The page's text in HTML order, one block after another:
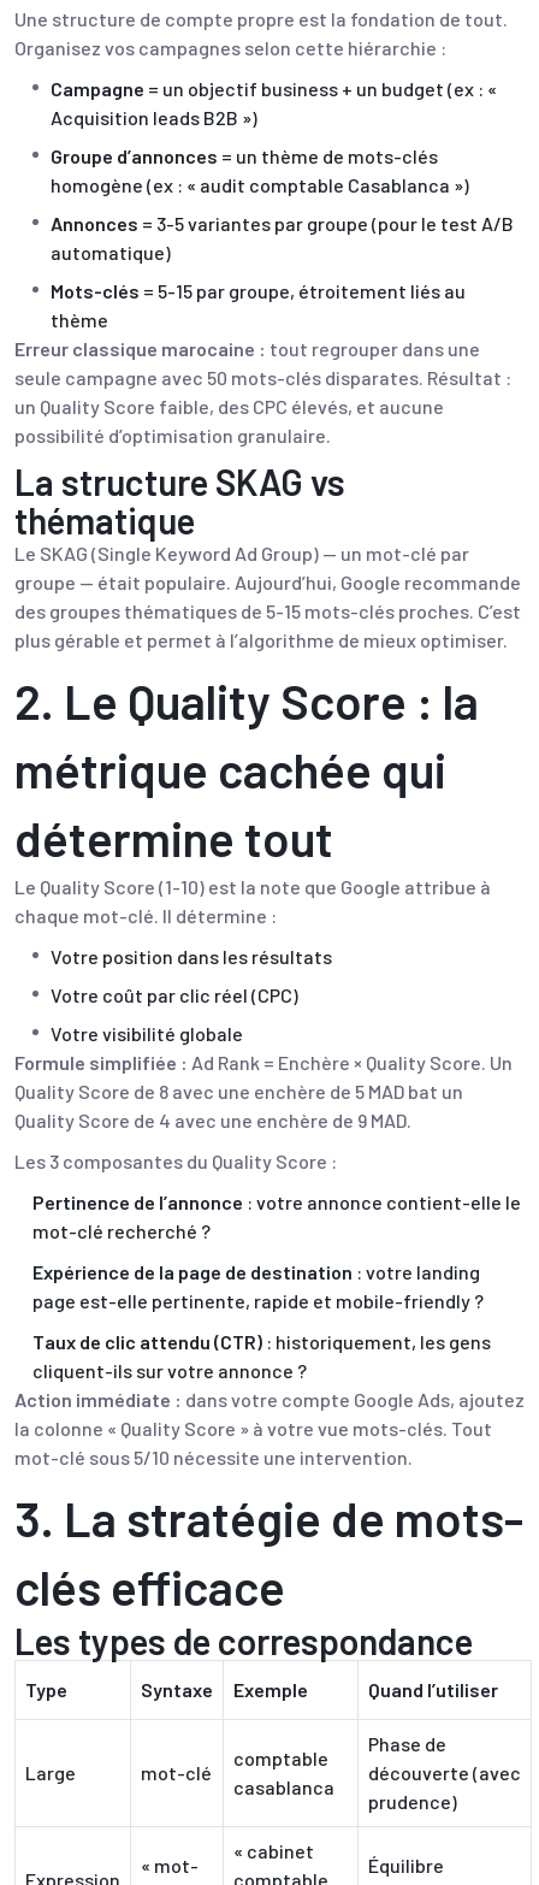
Une structure de compte propre est la fondation de tout.
Organisez vos campagnes selon cette hiérarchie :
Campagne = un objectif business + un budget (ex : «
Acquisition leads B2B »)
Groupe d’annonces = un thème de mots-clés
homogène (ex : « audit comptable Casablanca »)
Annonces = 3-5 variantes par groupe (pour le test A/B
automatique)
Mots-clés = 5-15 par groupe, étroitement liés au
thème
Erreur classique marocaine : tout regrouper dans une
seule campagne avec 50 mots-clés disparates. Résultat :
un Quality Score faible, des CPC élevés, et aucune
possibilité d’optimisation granulaire.
La structure SKAG vs
thématique
Le SKAG (Single Keyword Ad Group) — un mot-clé par
groupe — était populaire. Aujourd’hui, Google recommande
des groupes thématiques de 5-15 mots-clés proches. C’est
plus gérable et permet à l’algorithme de mieux optimiser.
2. Le Quality Score : la
métrique cachée qui
détermine tout
Le Quality Score (1-10) est la note que Google attribue à
chaque mot-clé. Il détermine :
Votre position dans les résultats
Votre coût par clic réel (CPC)
Votre visibilité globale
Formule simplifiée : Ad Rank = Enchère × Quality Score. Un
Quality Score de 8 avec une enchère de 5 MAD bat un
Quality Score de 4 avec une enchère de 9 MAD.
Les 3 composantes du Quality Score :
Pertinence de l’annonce : votre annonce contient-elle le
mot-clé recherché ?
Expérience de la page de destination : votre landing
page est-elle pertinente, rapide et mobile-friendly ?
Taux de clic attendu (CTR) : historiquement, les gens
cliquent-ils sur votre annonce ?
Action immédiate : dans votre compte Google Ads, ajoutez
la colonne « Quality Score » à votre vue mots-clés. Tout
mot-clé sous 5/10 nécessite une intervention.
3. La stratégie de mots-
clés efficace
Les types de correspondance
Type Syntaxe Exemple Quand l’utiliser
Large mot-clé
comptable
casablanca
Phase de
découverte (avec
prudence)
Expression
« mot-
« cabinet
comptable
Équilibre